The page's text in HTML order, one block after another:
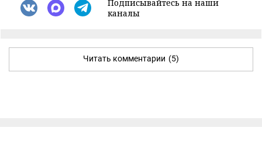
Подписывайтесь на наши
каналы
Читать комментарии (5)